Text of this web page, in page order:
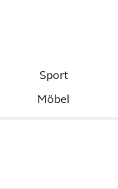
Sport
Möbel